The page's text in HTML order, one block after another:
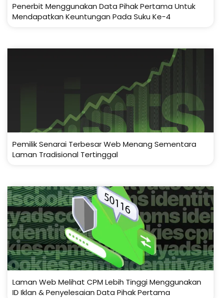
Penerbit Menggunakan Data Pihak Pertama Untuk
Mendapatkan Keuntungan Pada Suku Ke-4
Pemilik Senarai Terbesar Web Menang Sementara
Laman Tradisional Tertinggal
Laman Web Melihat CPM Lebih Tinggi Menggunakan
ID Iklan & Penyelesaian Data Pihak Pertama